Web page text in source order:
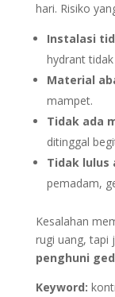
hari. Risiko
Instalasi
hydrant
Material
mampet.
Tidak ada
ditinggal
Tidak lulus
pemadam,
Kesalahan
rugi uang, tapi
penghuni
Keyword: